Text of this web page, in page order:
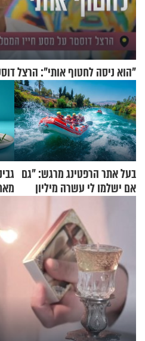
"הוא ניסה לחטוף אותי": הרצל
בעל אתר הרפטינג מרגש: "גם
אם ישלמו לי עשרה מיליון